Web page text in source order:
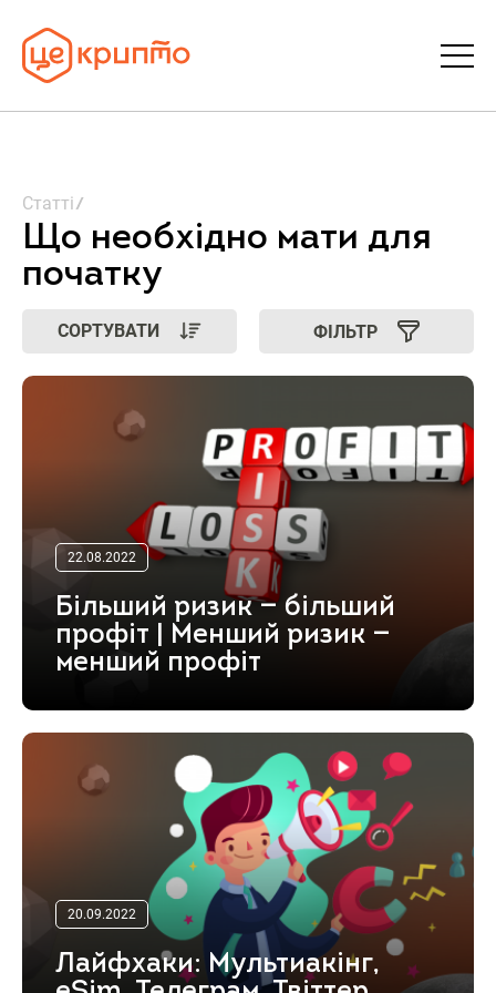
Увійти | Реєстрація
Статті
Що необхідно мати для
початку
СОРТУВАТИ ФІЛЬТР
22.08.2022
Більший ризик — більший
профіт | Менший ризик —
менший профіт
20.09.2022
Лайфхаки: Мультиакінг,